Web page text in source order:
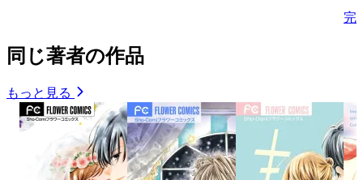
完
同じ著者の作品
もっと見る